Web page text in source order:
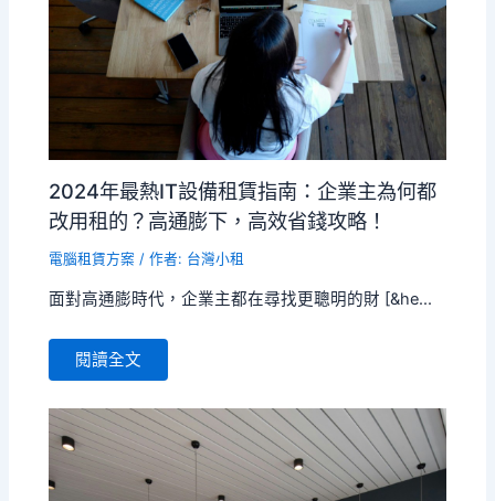
2024年最熱IT設備租賃指南：企業主為何都
改用租的？高通膨下，高效省錢攻略！
電腦租賃方案 / 作者: 台灣小租
面對高通膨時代，企業主都在尋找更聰明的財 [&he...
閱讀全文